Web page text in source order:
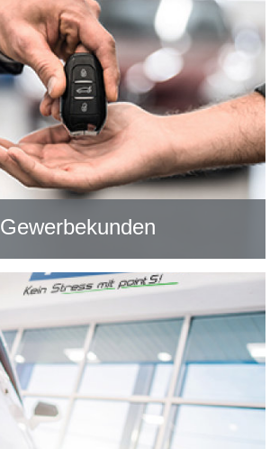
Gewerbekunden